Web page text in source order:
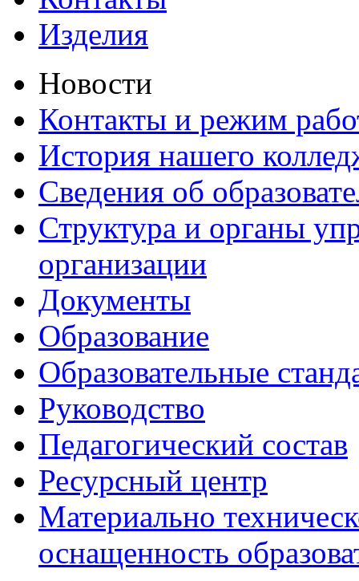
Изделия
Новости
Контакты и режим
История нашего
Сведения об
Структура и органы
организации
Документы
Образование
Образовательные
Руководство
Педагогический состав
Ресурсный центр
Материально
оснащенность